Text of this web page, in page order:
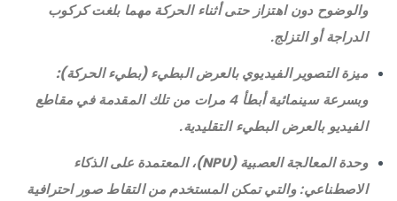
والوضوح دون اهتزاز حتى أثناء الحركة مهما بلغت كركوب
الدراجة أو التزلج.
ميزة التصوير الفيديوي بالعرض البطيء (بطيء الحركة):
وبسرعة سينمائية أبطأ 4 مرات من تلك المقدمة في مقاطع
الفيديو بالعرض البطيء التقليدية.
وحدة المعالجة العصبية(NPU)
، المعتمدة على الذكاء
الاصطناعي: والتي تمكن المستخدم من التقاط صور احترافية